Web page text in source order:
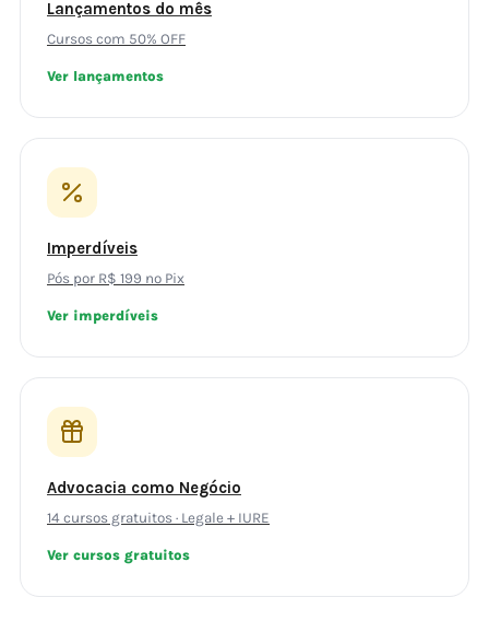
Lançamentos do mês
Cursos com 50% OFF
Ver lançamentos
Imperdíveis
Pós por R$ 199 no Pix
Ver imperdíveis
Advocacia como Negócio
14 cursos gratuitos · Legale + IURE
Ver cursos gratuitos